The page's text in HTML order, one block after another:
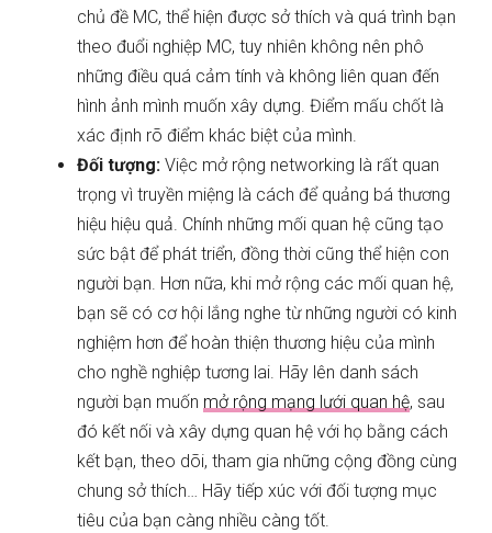
chủ đề MC, thể hiện được sở thích và quá trình bạn
theo đuổi nghiệp MC, tuy nhiên không nên phô
những điều quá cảm tính và không liên quan đến
hình ảnh mình muốn xây dựng. Điểm mấu chốt là
xác định rõ điểm khác biệt của mình.
Đối tượng: Việc mở rộng networking là rất quan
trọng vì truyền miệng là cách để quảng bá thương
hiệu hiệu quả. Chính những mối quan hệ cũng tạo
sức bật để phát triển, đồng thời cũng thể hiện con
người bạn. Hơn nữa, khi mở rộng các mối quan hệ,
bạn sẽ có cơ hội lắng nghe từ những người có kinh
nghiệm hơn để hoàn thiện thương hiệu của mình
cho nghề nghiệp tương lai. Hãy lên danh sách
người bạn muốn mở rộng mạng lưới quan hệ, sau
đó kết nối và xây dựng quan hệ với họ bằng cách
kết bạn, theo dõi, tham gia những cộng đồng cùng
chung sở thích… Hãy tiếp xúc với đối tượng mục
tiêu của bạn càng nhiều càng tốt.